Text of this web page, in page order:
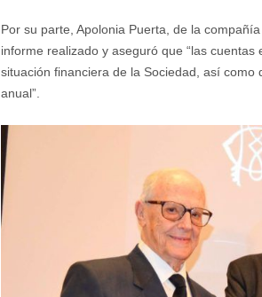
Por su parte, Apolonia Puerta, de la
informe realizado y aseguró que “las
situación financiera de la Sociedad, así
anual”.